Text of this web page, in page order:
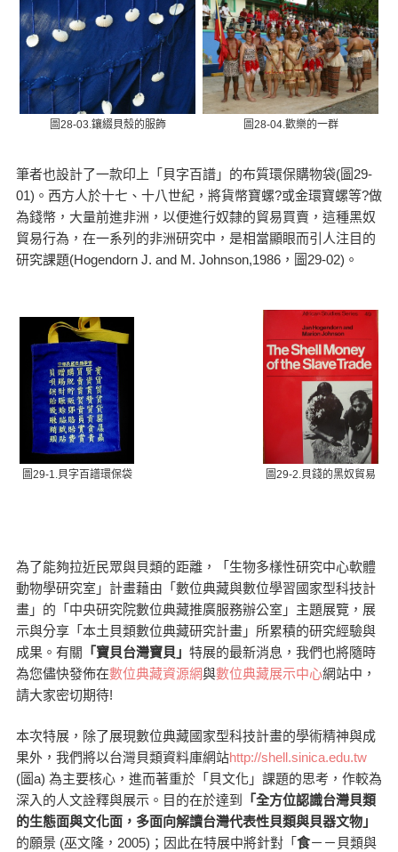
圖28-03.鑲綴貝殼的服飾 圖28-04.歡樂的一群
筆者也設計了一款印上「貝字百譜」的布質環保購物袋(圖29-
01)。西方人於十七、十八世紀，將貨幣寶螺?或金環寶螺等?做
為錢幣，大量前進非洲，以便進行奴隸的貿易買賣，這種黑奴
貿易行為，在一系列的非洲研究中，是相當顯眼而引人注目的
研究課題(Hogendorn J. and M. Johnson,1986，圖29-02)。
圖29-1.貝字百譜環保袋 圖29-2.貝錢的黑奴貿易
為了能夠拉近民眾與貝類的距離，「生物多樣性研究中心軟體
動物學研究室」計畫藉由「數位典藏與數位學習國家型科技計
畫」的「中央研究院數位典藏推廣服務辦公室」主題展覽，展
示與分享「本土貝類數位典藏研究計畫」所累積的研究經驗與
成果。有關
「寶貝台灣寶貝」 特展的最新消息，我們也將隨時
為您儘快發佈在數位典藏資源網與數位典藏展示中心網站中，
請大家密切期待!
本次特展，除了展現數位典藏國家型科技計畫的學術精神與成
果外，我們將以台灣貝類資料庫網站http://shell.sinica.edu.tw
(圖a) 為主要核心，進而著重於「貝文化」課題的思考，作較為
深入的人文詮釋與展示。目的在於達到
「全方位認識台灣貝類
的生態面與文化面，多面向解讀台灣代表性貝類與貝器文物」
的願景 (巫文隆，2005)；因此在特展中將針對「 食－－貝類與